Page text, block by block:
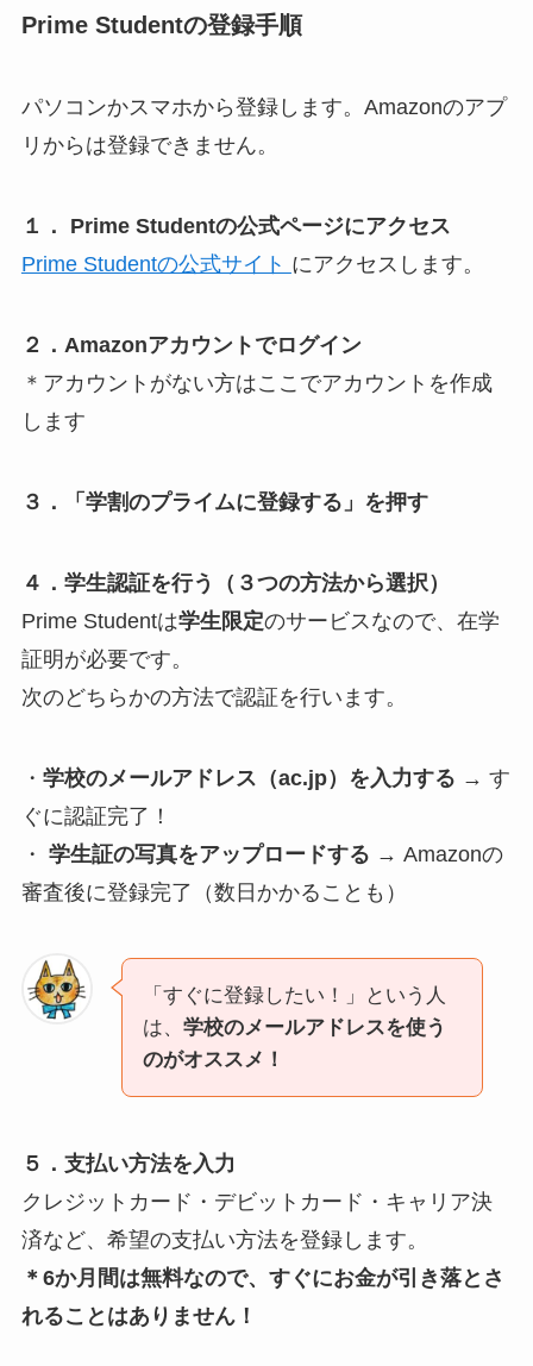
Prime Studentの登録手順
パソコンかスマホから登録します。Amazonのアプ
リからは登録できません。
１． Prime Studentの公式ページにアクセス
Prime Studentの公式サイト にアクセスします。
２．Amazonアカウントでログイン
＊アカウントがない方はここでアカウントを作成
します
３．「学割のプライムに登録する」を押す
４．学生認証を行う（３つの方法から選択）
Prime Studentは学生限定のサービスなので、在学
証明が必要です。
次のどちらかの方法で認証を行います。
・ 学校のメールアドレス（ac.jp）を入力する → す
ぐに認証完了！
・ 学生証の写真をアップロードする → Amazonの
審査後に登録完了（数日かかることも）
「すぐに登録したい！」という人
は、 学校のメールアドレスを使う
のがオススメ！
５．支払い方法を入力
クレジットカード・デビットカード・キャリア決
済など、希望の支払い方法を登録します。
＊6か月間は無料なので、すぐにお金が引き落とさ
れることはありません！